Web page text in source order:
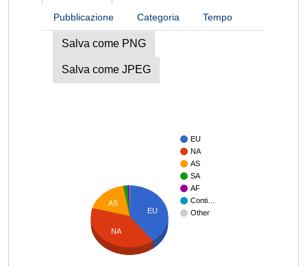
Pubblicazione Categoria Tempo
Salva come PNG
Salva come JPEG
EU
NA
AS
SA
AF
Conti…
Other
EU
AS
NA